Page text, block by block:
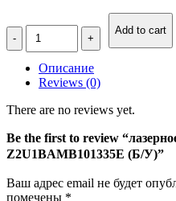
Количество
лазерное
Samsung
SCX
4623f
s/n
Z2U1BAMB101335E
(Б/
У)
Add to cart
Описание
Reviews (0)
There are no reviews yet.
Be the first to review
Z2U1BAMB101335E (Б/У)”
Ваш адрес email не будет
помечены *